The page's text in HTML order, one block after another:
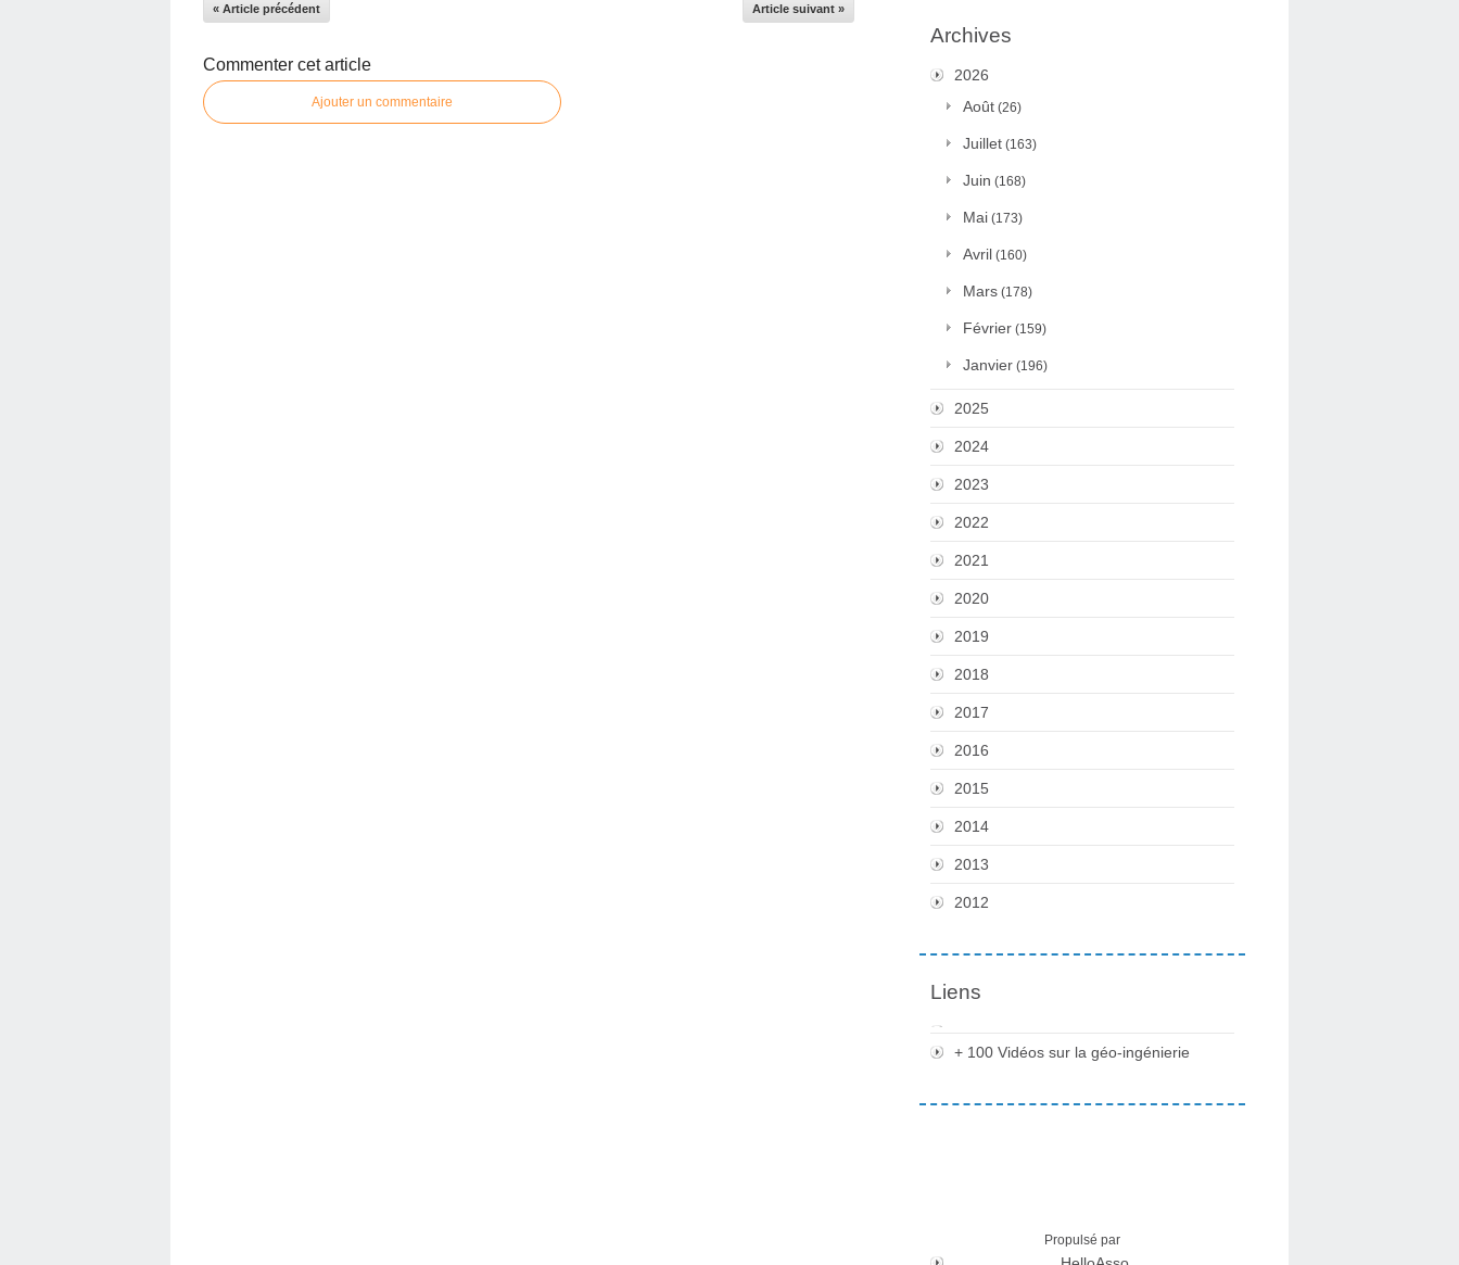
« Article précédent Article suivant »
Commenter cet article
Ajouter un commentaire
Archives
2026
Août (26)
Juillet (163)
Juin (168)
Mai (173)
Avril (160)
Mars (178)
Février (159)
Janvier (196)
2025
2024
2023
2022
2021
2020
2019
2018
2017
2016
2015
2014
2013
2012
Liens
+ 100 Vidéos sur la géo-ingénierie
Propulsé par